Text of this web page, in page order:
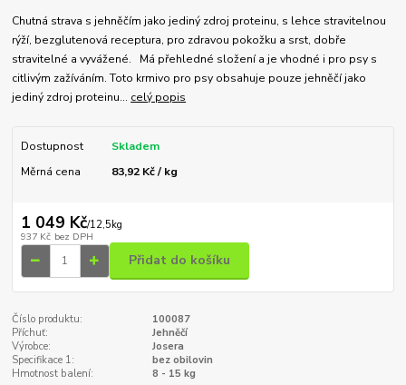
Chutná strava s jehněčím jako jediný zdroj proteinu, s lehce stravitelnou
rýží, bezglutenová receptura, pro zdravou pokožku a srst, dobře
stravitelné a vyvážené. Má přehledné složení a je vhodné i pro psy s
citlivým zažíváním. Toto krmivo pro psy obsahuje pouze jehněčí jako
jediný zdroj proteinu... celý popis
Dostupnost
Skladem
Měrná cena
83,92 Kč / kg
1 049 Kč/12,5kg
937 Kč bez DPH
Přidat do košíku
Číslo produktu:
100087
Příchuť:
Jehněčí
Výrobce:
Josera
Specifikace 1:
bez obilovin
Hmotnost balení:
8 - 15 kg